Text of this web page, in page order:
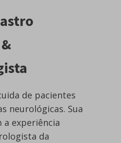
de pacientes
neurológicas. Sua
experiência
da